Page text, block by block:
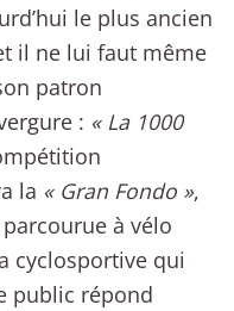
le plus ancien
il ne lui faut même
patron
: « La 1000
la « Gran Fondo »,
à vélo
cyclosportive qui
public répond